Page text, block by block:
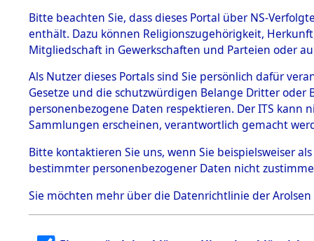
BESTÄNDE
1.
mente
5. Verschiedenes
5.3
Todesmärsche
5.3.1 Alliierte
Erhebungen
zu
Todesmärsch
en
5.3.2
Bitte beachten Sie, dass dieses Portal über NS-
enthält. Dazu können Religionszugehörigkeit,
Mitgliedschaft in Gewerkschaften und Parteien oder
Als Nutzer dieses Portals sind Sie persönlich dafür
Gesetze und die schutzwürdigen Belange Dritter
personenbezogene Daten respektieren. Der ITS
Sammlungen erscheinen, verantwortlich gemacht
Bitte kontaktieren Sie uns, wenn Sie beispielsweiser
bestimmter personenbezogener Daten nicht
Sie möchten mehr über die Datenrichtlinie der Arolsen